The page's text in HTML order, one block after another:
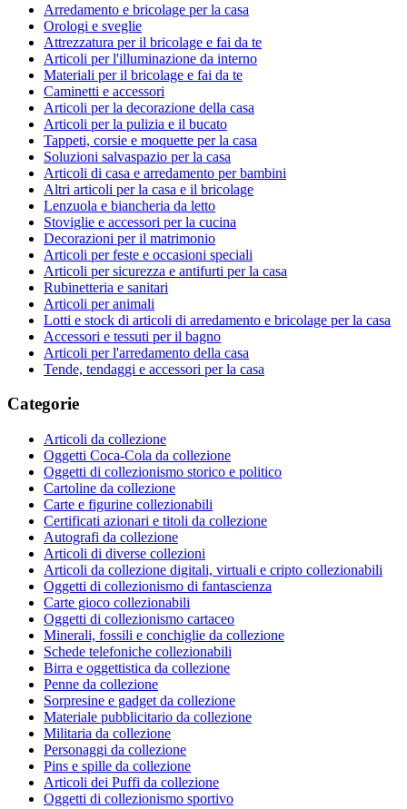
Arredamento e bricolage per la casa
Orologi e sveglie
Attrezzatura per il bricolage e fai da te
Articoli per l'illuminazione da interno
Materiali per il bricolage e fai da te
Caminetti e accessori
Articoli per la decorazione della casa
Articoli per la pulizia e il bucato
Tappeti, corsie e moquette per la casa
Soluzioni salvaspazio per la casa
Articoli di casa e arredamento per bambini
Altri articoli per la casa e il bricolage
Lenzuola e biancheria da letto
Stoviglie e accessori per la cucina
Decorazioni per il matrimonio
Articoli per feste e occasioni speciali
Articoli per sicurezza e antifurti per la casa
Rubinetteria e sanitari
Articoli per animali
Lotti e stock di articoli di arredamento e bricolage per la casa
Accessori e tessuti per il bagno
Articoli per l'arredamento della casa
Tende, tendaggi e accessori per la casa
Categorie
Articoli da collezione
Oggetti Coca-Cola da collezione
Oggetti di collezionismo storico e politico
Cartoline da collezione
Carte e figurine collezionabili
Certificati azionari e titoli da collezione
Autografi da collezione
Articoli di diverse collezioni
Articoli da collezione digitali, virtuali e cripto collezionabili
Oggetti di collezionismo di fantascienza
Carte gioco collezionabili
Oggetti di collezionismo cartaceo
Minerali, fossili e conchiglie da collezione
Schede telefoniche collezionabili
Birra e oggettistica da collezione
Penne da collezione
Sorpresine e gadget da collezione
Materiale pubblicitario da collezione
Militaria da collezione
Personaggi da collezione
Pins e spille da collezione
Articoli dei Puffi da collezione
Oggetti di collezionismo sportivo